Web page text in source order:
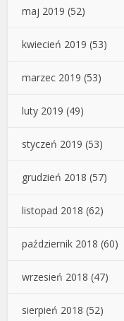
maj 2019 (52)
kwiecień 2019 (53)
marzec 2019 (53)
luty 2019 (49)
styczeń 2019 (53)
grudzień 2018 (57)
listopad 2018 (62)
październik 2018 (60)
wrzesień 2018 (47)
sierpień 2018 (52)